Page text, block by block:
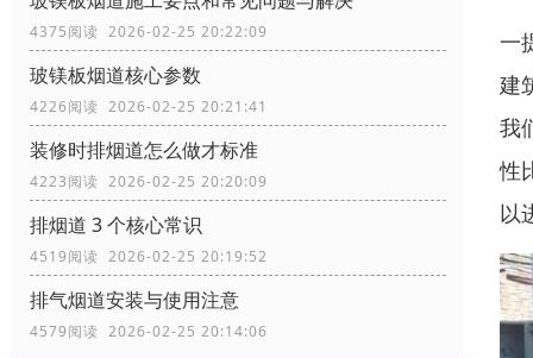
4375阅读 2026-02-25 20:22:09
玻镁板烟道核心参数
4226阅读 2026-02-25 20:21:41
装修时排烟道怎么做才标准
4223阅读 2026-02-25 20:20:09
排烟道 3 个核心常识
4519阅读 2026-02-25 20:19:52
排气烟道安装与使用注意
4579阅读 2026-02-25 20:14:06
一
建
我
性
以